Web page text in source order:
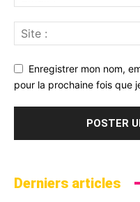
Enregistrer mon nom,
pour la prochaine fois que
Derniers articles